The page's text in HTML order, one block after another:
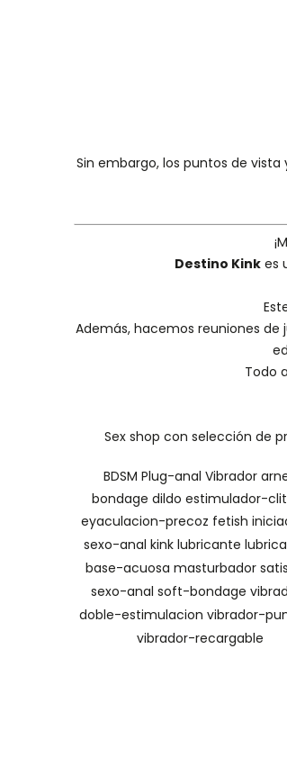
Sin embargo, los puntos de
Destino Kink es
Además, hacemos reuniones de
Todo
Sex shop con selección de
BDSM Plug-anal Vibrador
bondage dildo estimulador-
eyaculacion-precoz fetish
sexo-anal kink lubricante
base-acuosa masturbador
sexo-anal soft-bondage
doble-estimulacion vibrador-
vibrador-recargable